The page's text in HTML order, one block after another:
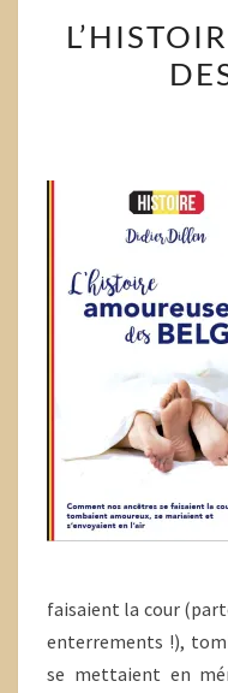
faisaient la cour
enterrements !),
se mettaient en